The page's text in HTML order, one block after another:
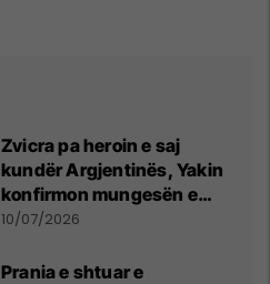
Zvicra pa heroin e saj
kundër Argjentinës, Yakin
konfirmon mungesën e
madhe
10/07/2026
Prania e shtuar e